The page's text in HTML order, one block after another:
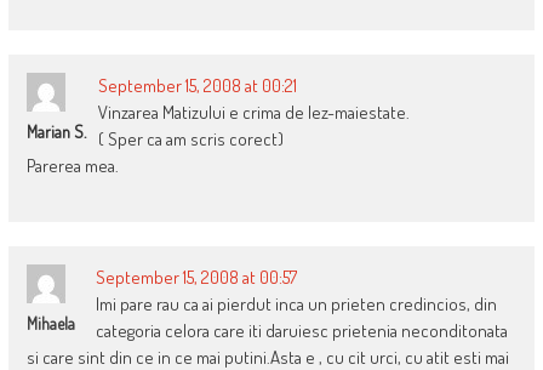
Marian S.
September 15, 2008 at 00:21
Vinzarea Matizului e crima de lez-maiestate.
( Sper ca am scris corect)
Parerea mea.
Mihaela
September 15, 2008 at 00:57
Imi pare rau ca ai pierdut inca un prieten credincios, din
categoria celora care iti daruiesc prietenia neconditonata
si care sint din ce in ce mai putini.Asta e , cu cit urci, cu atit esti mai